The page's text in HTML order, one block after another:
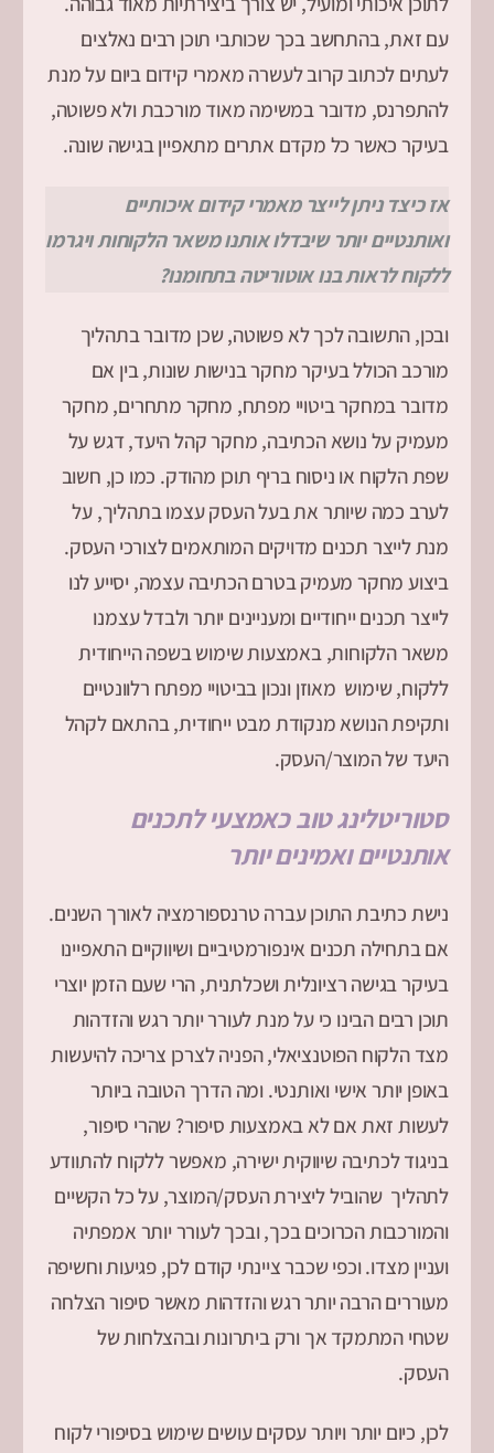
עם זאת, בהתחשב בכך שכותבי תוכן רבים נאלצים
לעתים לכתוב קרוב לעשרה מאמרי קידום ביום על מנת
להתפרנס, מדובר במשימה מאוד מורכבת ולא פשוטה,
בעיקר כאשר כל מקדם אתרים מתאפיין בגישה שונה.
אז כיצד ניתן לייצר מאמרי קידום איכותיים
ואותנטיים יותר שיבדלו אותנו משאר הלקוחות ויגרמו
ללקוח לראות בנו אוטוריטה בתחומנו?
ובכן, התשובה לכך לא פשוטה, שכן מדובר בתהליך
מורכב הכולל בעיקר מחקר בנישות שונות, בין אם
מדובר במחקר ביטויי מפתח, מחקר מתחרים, מחקר
מעמיק על נושא הכתיבה, מחקר קהל היעד, דגש על
שפת הלקוח או ניסוח בריף תוכן מהודק. כמו כן, חשוב
לערב כמה שיותר את בעל העסק עצמו בתהליך, על
מנת לייצר תכנים מדויקים המותאמים לצורכי העסק.
ביצוע מחקר מעמיק בטרם הכתיבה עצמה, יסייע לנו
לייצר תכנים ייחודיים ומעניינים יותר ולבדל עצמנו
משאר הלקוחות, באמצעות שימוש בשפה הייחודית
ללקוח, שימוש מאוזן ונכון בביטויי מפתח רלוונטיים
ותקיפת הנושא מנקודת מבט ייחודית, בהתאם לקהל
היעד של המוצר/העסק.
סטוריטלינג טוב כאמצעי לתכנים
אותנטיים ואמינים יותר
נישת כתיבת התוכן עברה טרנספורמציה לאורך השנים.
אם בתחילה תכנים אינפורמטיביים ושיווקיים התאפיינו
בעיקר בגישה רציונלית ושכלתנית, הרי שעם הזמן יוצרי
תוכן רבים הבינו כי על מנת לעורר יותר רגש והזדהות
מצד הלקוח הפוטנציאלי, הפניה לצרכן צריכה להיעשות
באופן יותר אישי ואותנטי. ומה הדרך הטובה ביותר
לעשות זאת אם לא באמצעות סיפור? שהרי סיפור,
בניגוד לכתיבה שיווקית ישירה, מאפשר ללקוח להתוודע
לתהליך שהוביל ליצירת העסק/המוצר, על כל הקשיים
והמורכבות הכרוכים בכך, ובכך לעורר יותר אמפתיה
ועניין מצדו. וכפי שכבר ציינתי קודם לכן, פגיעות וחשיפה
מעוררים הרבה יותר רגש והזדהות מאשר סיפור הצלחה
שטחי המתמקד אך ורק ביתרונות ובהצלחות של
העסק.
לכן, כיום יותר ויותר עסקים עושים שימוש בסיפורי לקוח